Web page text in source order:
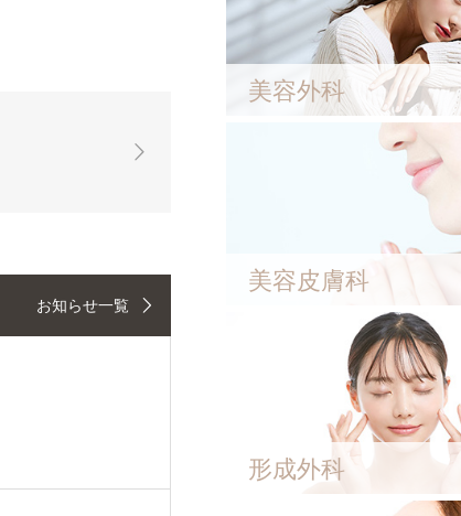
お知らせ一覧
美容外科
美容皮膚科
形成外科